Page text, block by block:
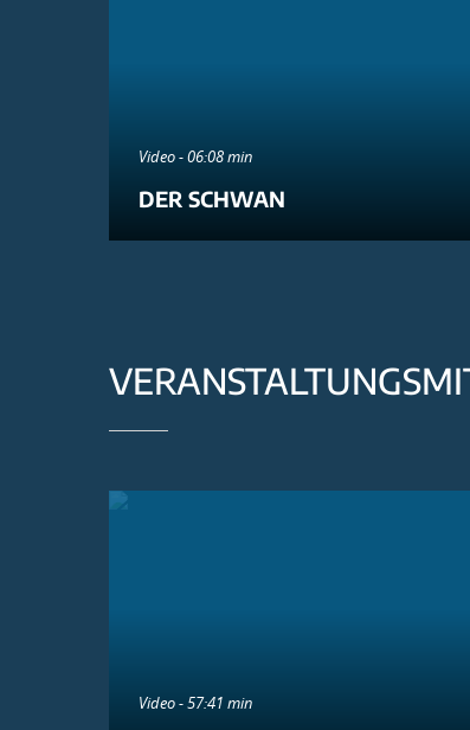
Video - 06:08 min
DER SCHWAN
Video - 57:41 min